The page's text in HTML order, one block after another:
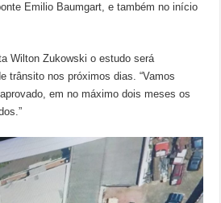
Emilio Baumgart, e também no início
Wilton Zukowski o estudo será
trânsito nos próximos dias. “Vamos
em no máximo dois meses os